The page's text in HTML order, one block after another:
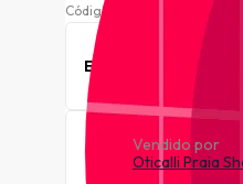
Código 220891-
Este produto está
Vendido por
Oticalli Praia